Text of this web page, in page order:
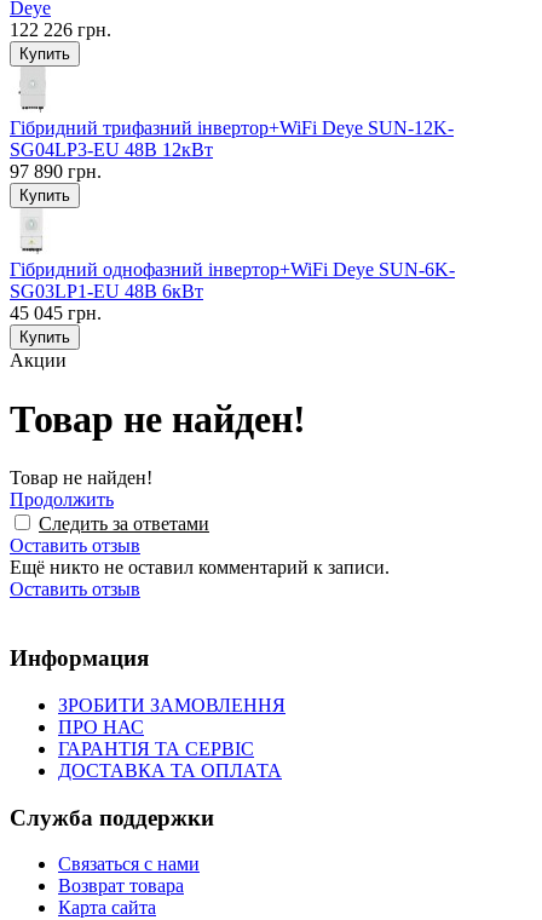
Deye
122 226 грн.
Гібридний трифазний інвертор+WiFi Deye SUN-12K-
SG04LP3-EU 48В 12кВт
97 890 грн.
Гібридний однофазний інвертор+WiFi Deye SUN-6K-
SG03LP1-EU 48В 6кВт
45 045 грн.
Акции
Товар не найден!
Товар не найден!
Продолжить
Следить за ответами
Оставить отзыв
Ещё никто не оставил комментарий к записи.
Оставить отзыв
Информация
ЗРОБИТИ ЗАМОВЛЕННЯ
ПРО НАС
ГАРАНТІЯ ТА СЕРВІС
ДОСТАВКА ТА ОПЛАТА
Служба поддержки
Связаться с нами
Возврат товара
Карта сайта